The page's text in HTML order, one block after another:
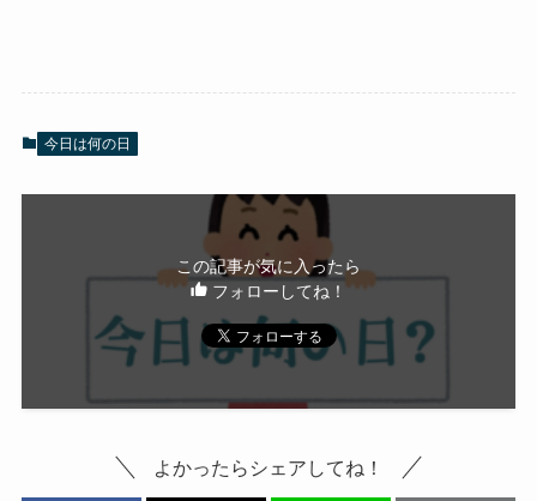
今日は何の日
この記事が気に入ったら
フォローしてね！
よかったらシェアしてね！